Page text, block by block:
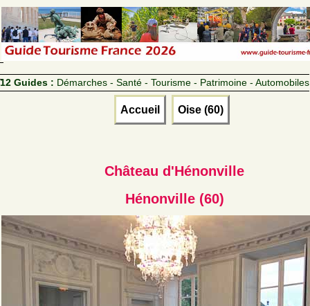
12 Guides : Démarches - Santé - Tourisme - Patrimoine - Automobiles
Accueil Oise (60)
Château d'Hénonville
Hénonville (60)